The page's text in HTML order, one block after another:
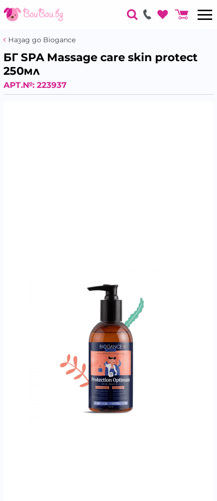
Назад до Biogance
БГ SPA Massage care skin protect
250мл
АРТ.№: 223937